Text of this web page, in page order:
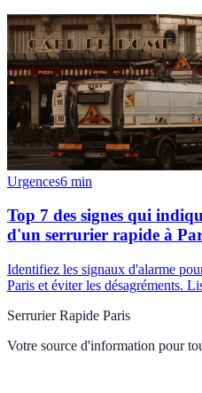
Urgences6 min
Top 7 des signes qui
d'un serrurier rapide à
Identifiez les signaux d'alarme
Paris et éviter les désagréments.
Serrurier Rapide Paris
Votre source d'information pour